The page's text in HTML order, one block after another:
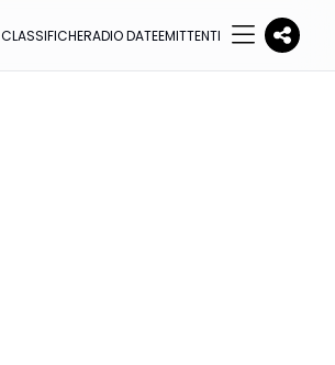
CLASSIFICHERADIO DATEEMITTENTI